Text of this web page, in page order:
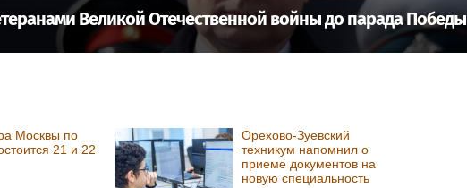
Великой Отечественной войны до парада Победы
Москвы по
21 и 22
Орехово-Зуевский
техникум напомнил о
приеме документов на
новую специальность